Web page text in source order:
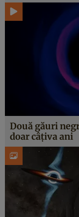
Două găuri
doar câțiva ani